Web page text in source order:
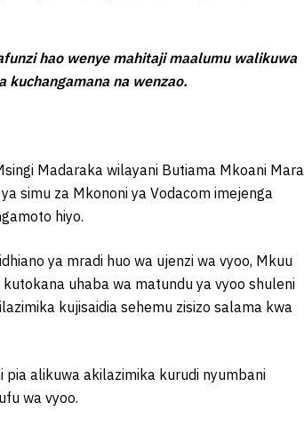
hao wenye mahitaji maalumu walikuwa
kuchangamana na wenzao.
Madaraka wilayani Butiama Mkoani Mara
simu za Mkononi ya Vodacom imejenga
hiyo.
ya mradi huo wa ujenzi wa vyoo, Mkuu
uhaba wa matundu ya vyoo shuleni
kujisaidia sehemu zisizo salama kwa
alikuwa akilazimika kurudi nyumbani
wa vyoo.